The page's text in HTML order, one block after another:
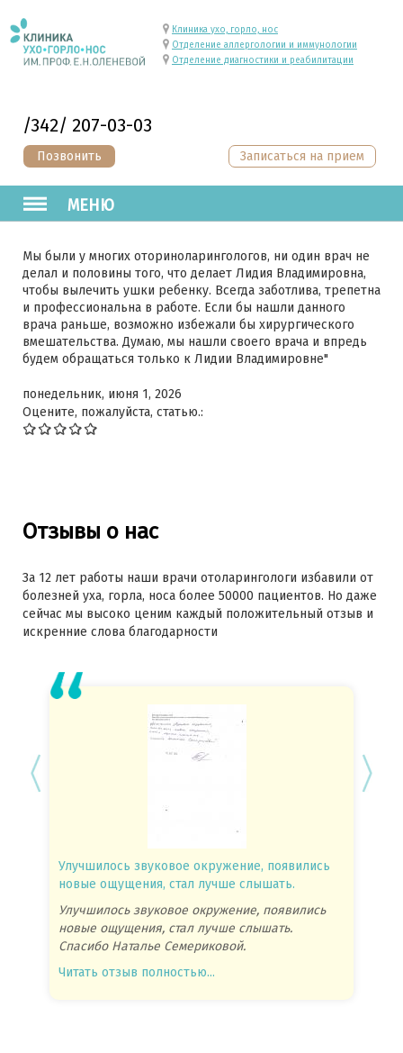
/342/ 207-03-03
Позвонить
Клиника ухо, горло, нос
Отделение аллергологии и иммунологии
Отделение диагностики и реабилитации
МЕНЮ
Записаться на прием
Мы были у многих оториноларингологов, ни один врач не
делал и половины того, что делает Лидия Владимировна,
чтобы вылечить ушки ребенку. Всегда заботлива, трепетна
и профессиональна в работе. Если бы нашли данного
врача раньше, возможно избежали бы хирургического
вмешательства. Думаю, мы нашли своего врача и впредь
будем обращаться только к Лидии Владимировне"
понедельник, июня 1, 2026
Оцените, пожалуйста, статью.:
Отзывы о нас
За 12 лет работы наши врачи отоларингологи избавили от
болезней уха, горла, носа более 50000 пациентов. Но даже
сейчас мы высоко ценим каждый положительный отзыв и
искренние слова благодарности
Улучшилось звуковое окружение, появились
новые ощущения, стал лучше слышать.
Улучшилось звуковое окружение, появились
новые ощущения, стал лучше слышать.
Спасибо Наталье Семериковой.
Читать отзыв полностью...